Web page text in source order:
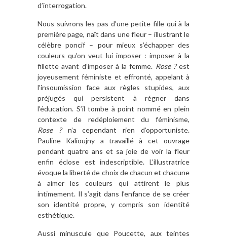
d’interrogation.
Nous suivrons les pas d’une petite fille qui à la
première page, naît dans une fleur – illustrant le
célèbre poncif – pour mieux s’échapper des
couleurs qu’on veut lui imposer : imposer à la
fillette avant d’imposer à la femme. Rose ?est
joyeusement féministe et effronté, appelant à
l’insoumission face aux règles stupides, aux
préjugés qui persistent à régner dans
l’éducation. S’il tombe à point nommé en plein
contexte de redéploiement du féminisme,
Rose ?n’a cependant rien d’opportuniste.
Pauline Kalioujny a travaillé à cet ouvrage
pendant quatre ans et sa joie de voir la fleur
enfin éclose est indescriptible. L’illustratrice
évoque la liberté de choix de chacun et chacune
à aimer les couleurs qui attirent le plus
intimement. Il s’agit dans l’enfance de se créer
son identité propre, y compris son identité
esthétique.
Aussi minuscule que Poucette, aux teintes